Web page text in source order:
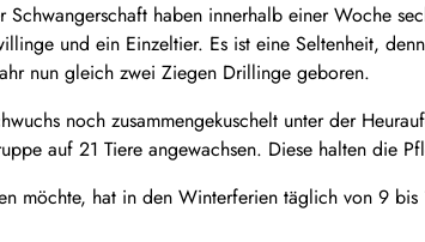
haben innerhalb einer Woche
und ein Einzeltier. Es ist eine Seltenheit,
nun gleich zwei Ziegen Drillinge geboren.
noch zusammengekuschelt unter der
auf 21 Tiere angewachsen. Diese halten die
möchte, hat in den Winterferien täglich von 9